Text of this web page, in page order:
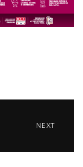
NEXT